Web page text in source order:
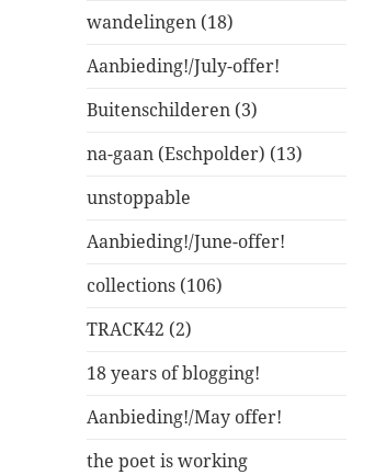
wandelingen (18)
Aanbieding!/July-offer!
Buitenschilderen (3)
na-gaan (Eschpolder) (13)
unstoppable
Aanbieding!/June-offer!
collections (106)
TRACK42 (2)
18 years of blogging!
Aanbieding!/May offer!
the poet is working